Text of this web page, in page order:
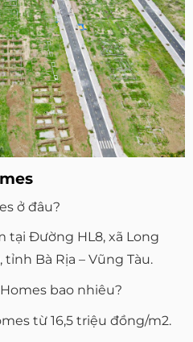
ở đâu?
tại Đường HL8, xã Long
Bà Rịa – Vũng Tàu.
bao nhiêu?
từ 16,5 triệu đồng/m2.